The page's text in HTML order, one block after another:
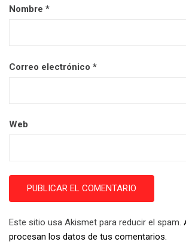
Nombre *
Correo electrónico *
Web
Este sitio usa Akismet para reducir el spam.
procesan los datos de tus comentarios.